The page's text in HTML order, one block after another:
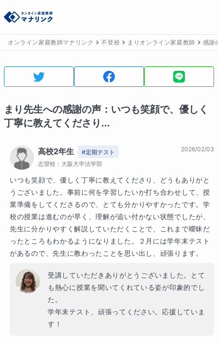
オンライン家庭教師マナリンク 不登校 まりオンライン家庭教師 感謝
まり 先生への感謝の声： いつも笑顔で、優しく
丁寧に教えてくださり...
高校2年生 #定期テスト
志望校： 大阪大学法学部
2026/02/03
いつも笑顔で、優しく丁寧に教えてくださり、どうもありがと
うございました。事前に何を学習したいか打ち合わせして、授
業準備をしてくださるので、とても分かりやすかったです。学
校の授業は進むのが早く、理解が追い付かない状態でしたが、
先生に分かりやすく解説していただくことで、これまで曖昧だ
ったところもわかるようになりました。２月には学年末テスト
があるので、先生に教わったことを思い出し、頑張ります。
受講していただきありがとうございました。とて
も熱心に授業を聞いてくれている姿が印象的でし
た。
学年末テスト、頑張ってください。応援していま
す！